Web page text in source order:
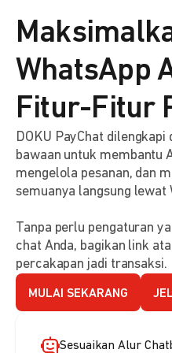
WhatsApp
Fitur-Fitur
DOKU PayChat
bawaan untuk membantu
mengelola pesanan, dan
semuanya langsung lewat
Tanpa perlu pengaturan
chat Anda, bagikan link
percakapan jadi transaksi.
MULAI SEKARANG
Sesuaikan Alur